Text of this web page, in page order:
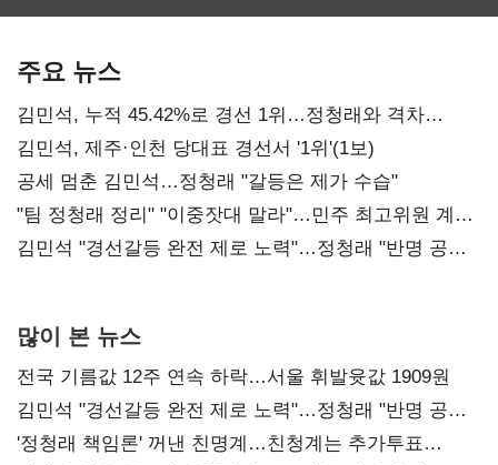
주요 뉴스
김민석, 누적 45.42%로 경선 1위…정청래와 격차
0.86%p(2보)
김민석, 제주·인천 당대표 경선서 '1위'(1보)
공세 멈춘 김민석…정청래 "갈등은 제가 수습"
"팀 정청래 정리" "이중잣대 말라"…민주 최고위원 계파
다툼 격화
김민석 "경선갈등 완전 제로 노력"…정청래 "반명 공세
많이 본 뉴스
전국 기름값 12주 연속 하락…서울 휘발윳값 1909원
김민석 "경선갈등 완전 제로 노력"…정청래 "반명 공세
사과부터"
'정청래 책임론' 꺼낸 친명계…친청계는 추가투표